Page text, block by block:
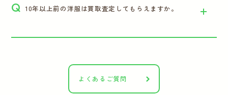
Q 10年以上前の洋服は買取査定してもらえますか。
よくあるご質問